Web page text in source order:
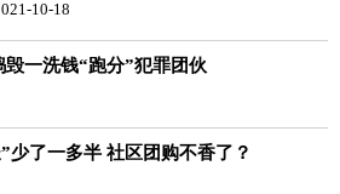
10-18
一洗钱“跑分”犯罪团伙
少了一多半 社区团购不香了？